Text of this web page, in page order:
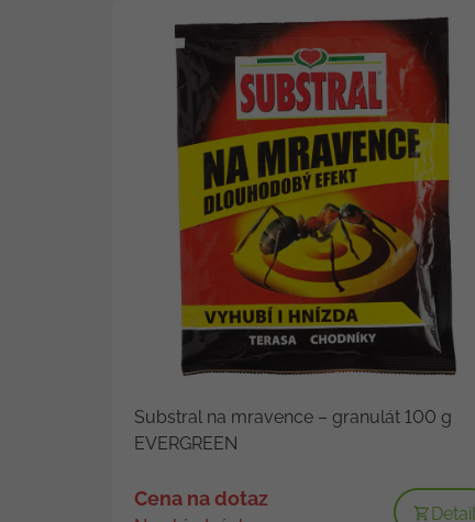
Substral na mravence – granulát 100 g
EVERGREEN
Cena na dotaz
Detail